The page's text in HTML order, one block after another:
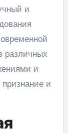
и
различных
и
и